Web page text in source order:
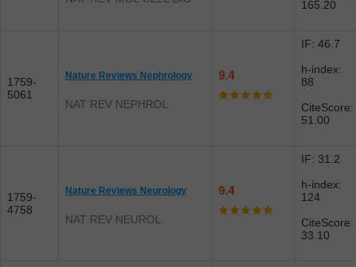
165.20
1759-
5061
Nature Reviews Nephrology
NAT REV NEPHROL
9.4
IF: 46.7
h-index:
88
CiteScore:
51.00
1759-
4758
Nature Reviews Neurology
NAT REV NEUROL
9.4
IF: 31.2
h-index:
124
CiteScore:
33.10